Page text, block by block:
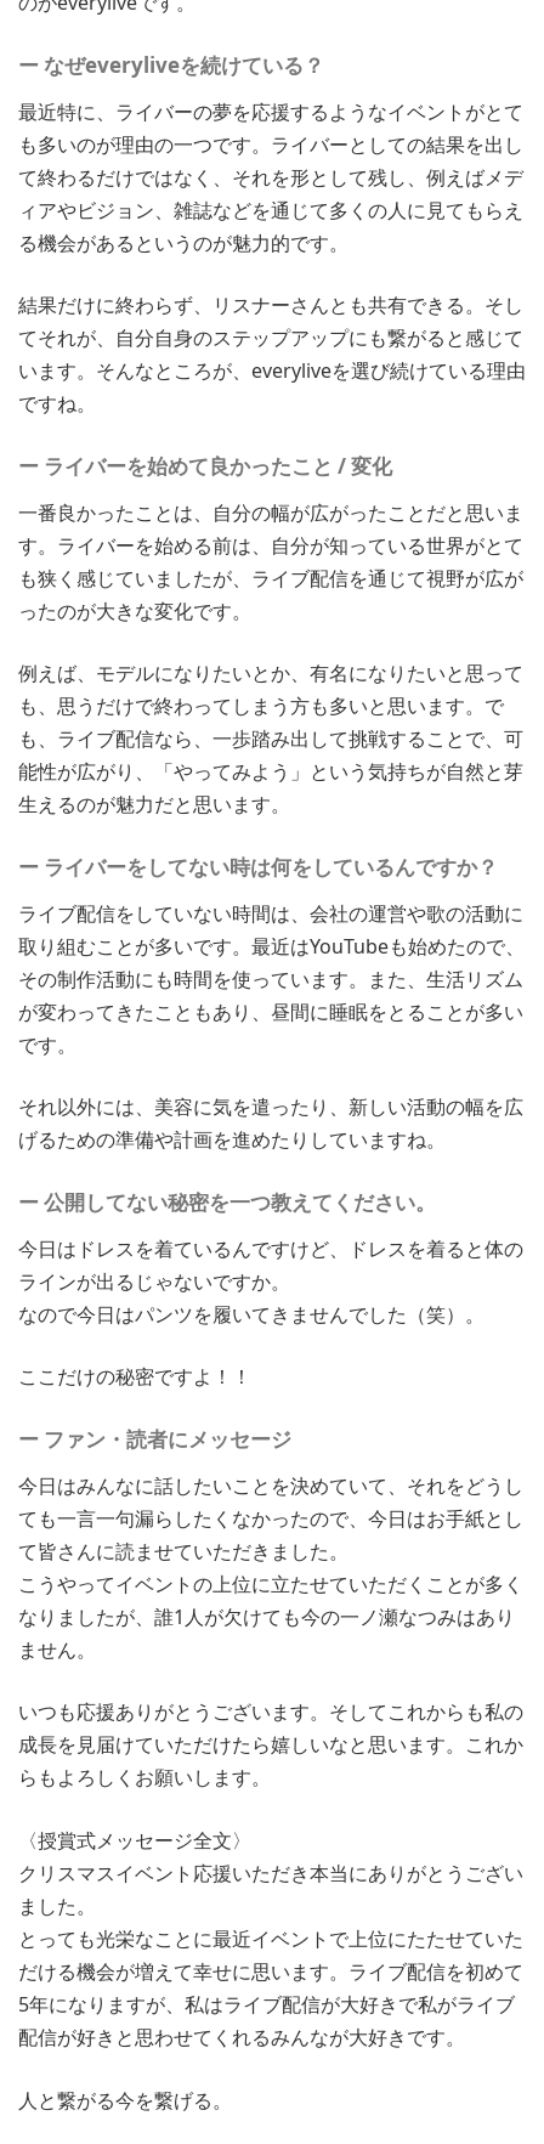
ー なぜeveryliveを続けている？
最近特に、ライバーの夢を応援するようなイベントがとて
も多いのが理由の一つです。ライバーとしての結果を出し
て終わるだけではなく、それを形として残し、例えばメデ
ィアやビジョン、雑誌などを通じて多くの人に見てもらえ
る機会があるというのが魅力的です。
結果だけに終わらず、リスナーさんとも共有できる。そし
てそれが、自分自身のステップアップにも繋がると感じて
います。そんなところが、everyliveを選び続けている理由
ですね。
ー ライバーを始めて良かったこと / 変化
一番良かったことは、自分の幅が広がったことだと思いま
す。ライバーを始める前は、自分が知っている世界がとて
も狭く感じていましたが、ライブ配信を通じて視野が広が
ったのが大きな変化です。
例えば、モデルになりたいとか、有名になりたいと思って
も、思うだけで終わってしまう方も多いと思います。で
も、ライブ配信なら、一歩踏み出して挑戦することで、可
能性が広がり、「やってみよう」という気持ちが自然と芽
生えるのが魅力だと思います。
ー ライバーをしてない時は何をしているんですか？
ライブ配信をしていない時間は、会社の運営や歌の活動に
取り組むことが多いです。最近はYouTubeも始めたので、
その制作活動にも時間を使っています。また、生活リズム
が変わってきたこともあり、昼間に睡眠をとることが多い
です。
それ以外には、美容に気を遣ったり、新しい活動の幅を広
げるための準備や計画を進めたりしていますね。
ー 公開してない秘密を一つ教えてください。
今日はドレスを着ているんですけど、ドレスを着ると体の
ラインが出るじゃないですか。
なので今日はパンツを履いてきませんでした（笑）。
ここだけの秘密ですよ！！
ー ファン・読者にメッセージ
今日はみんなに話したいことを決めていて、それをどうし
ても一言一句漏らしたくなかったので、今日はお手紙とし
て皆さんに読ませていただきました。
こうやってイベントの上位に立たせていただくことが多く
なりましたが、誰1人が欠けても今の一ノ瀬なつみはあり
ません。
いつも応援ありがとうございます。そしてこれからも私の
成長を見届けていただけたら嬉しいなと思います。これか
らもよろしくお願いします。
〈授賞式メッセージ全文〉
クリスマスイベント応援いただき本当にありがとうござい
ました。
とっても光栄なことに最近イベントで上位にたたせていた
だける機会が増えて幸せに思います。ライブ配信を初めて
5年になりますが、私はライブ配信が大好きで私がライブ
配信が好きと思わせてくれるみんなが大好きです。
人と繋がる今を繋げる。